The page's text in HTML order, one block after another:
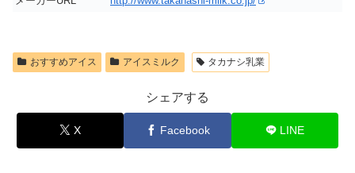
おすすめアイス アイスミルク タカナシ乳業
シェアする
X Facebook LINE